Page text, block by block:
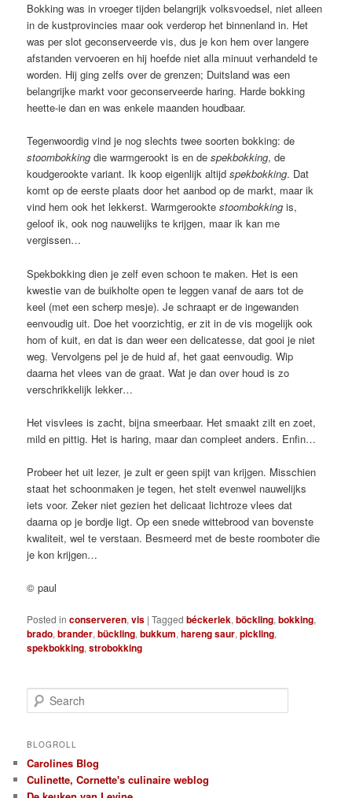
Bokking was in vroeger tijden belangrijk volksvoedsel, niet alleen
in de kustprovincies maar ook verderop het binnenland in. Het
was per slot geconserveerde vis, dus je kon hem over langere
afstanden vervoeren en hij hoefde niet alla minuut verhandeld te
worden. Hij ging zelfs over de grenzen; Duitsland was een
belangrijke markt voor geconserveerde haring. Harde bokking
heette-ie dan en was enkele maanden houdbaar.
Tegenwoordig vind je nog slechts twee soorten bokking: de
stoombokkingdie warmgerookt is en despekbokking, de
koudgerookte variant. Ik koop eigenlijk altijdspekbokking. Dat
komt op de eerste plaats door het aanbod op de markt, maar ik
vind hem ook het lekkerst. Warmgerooktestoombokking is,
geloof ik, ook nog nauwelijks te krijgen, maar ik kan me
vergissen…
Spekbokking dien je zelf even schoon te maken. Het is een
kwestie van de buikholte open te leggen vanaf de aars tot de
keel (met een scherp mesje). Je schraapt er de ingewanden
eenvoudig uit. Doe het voorzichtig, er zit in de vis mogelijk ook
hom of kuit, en dat is dan weer een delicatesse, dat gooi je niet
weg. Vervolgens pel je de huid af, het gaat eenvoudig. Wip
daarna het vlees van de graat. Wat je dan over houd is zo
verschrikkelijk lekker…
Het visvlees is zacht, bijna smeerbaar. Het smaakt zilt en zoet,
mild en pittig. Het is haring, maar dan compleet anders. Enfin…
Probeer het uit lezer, je zult er geen spijt van krijgen. Misschien
staat het schoonmaken je tegen, het stelt evenwel nauwelijks
iets voor. Zeker niet gezien het delicaat lichtroze vlees dat
daarna op je bordje ligt. Op een snede wittebrood van bovenste
kwaliteit, wel te verstaan. Besmeerd met de beste roomboter die
je kon krijgen…
© paul
Posted in conserveren,vis |Tagged béckerlek,böckling,bokking,
brado,brander,bückling,bukkum,hareng saur,pickling,
spekbokking,strobokking
e
r
h
BLOGROLL
Carolines Blog
Culinette, Cornette's culinaire weblog